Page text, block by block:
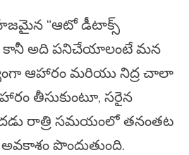
“ఆటో డీటాక్స్
కానీ అది పనిచేయాలంటే మన
ఆహారం మరియు నిద్ర చాలా
తీసుకుంటూ, సరైన
రాత్రి సమయంలో తనంతట
అవకాశం పొందుతుంది.